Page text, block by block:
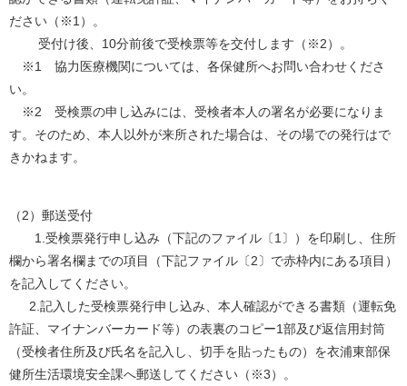
ださい（※1）。
受付け後、10分前後で受検票等を交付します（※2）。
※1 協力医療機関については、各保健所へお問い合わせくださ
い。
※2 受検票の申し込みには、受検者本人の署名が必要になりま
す。そのため、本人以外が来所された場合は、その場での発行はで
きかねます。
（2）郵送受付
1.受検票発行申し込み（下記のファイル〔1〕）を印刷し、住所
欄から署名欄までの項目（下記ファイル〔2〕で赤枠内にある項目）
を記入してください。
2.記入した受検票発行申し込み、本人確認ができる書類（運転免
許証、マイナンバーカード等）の表裏のコピー1部及び返信用封筒
（受検者住所及び氏名を記入し、切手を貼ったもの）を衣浦東部保
健所生活環境安全課へ郵送してください（※3）。